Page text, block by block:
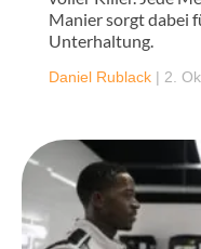
Manier sorgt dabei
Unterhaltung.
Daniel Rublack | 2.